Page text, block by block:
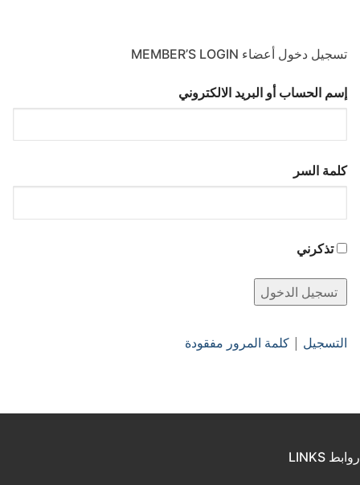
تسجيل دخول أعضاء MEMBER’S LOGIN
إسم الحساب أو البريد الالكتروني
كلمة السر
تذكرني
التسجيل | كلمة المرور مفقودة
روابط LINKS